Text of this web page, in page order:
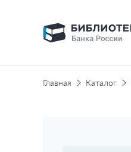
Главная Каталог